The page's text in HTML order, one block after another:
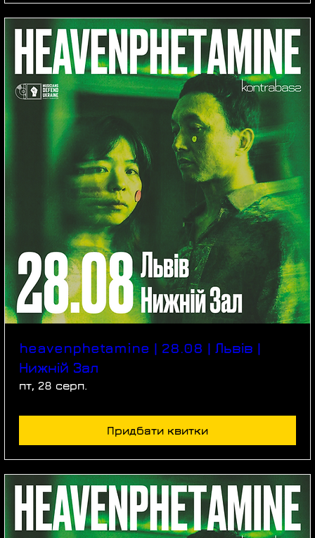
heavenphetamine | 28.08 | Львів |
Нижній Зал
пт, 28 серп.
Придбати квитки